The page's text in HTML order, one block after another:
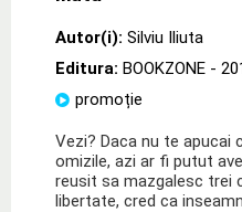
Autor(i): Silviu Iliuta
Editura: BOOKZONE -
promoție
Vezi? Daca nu te
omizile, azi ar fi putut
reusit sa mazgalesc trei
libertate, cred ca